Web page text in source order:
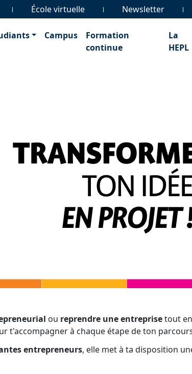
École virtuelle Newsletter
Campus
Formation
continue
La
HEPL
ou reprendre une entreprisetout
t'accompagner à chaque étape de ton
entrepreneurs, elle met à ta disposition